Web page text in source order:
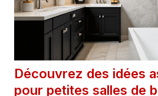
Découvrez des idées
pour petites salles de